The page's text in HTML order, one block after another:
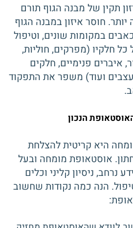
תקין של מבנה הגוף תורם
חוסר איזון במבנה הגוף
במקומות שונים, וטיפול
כל חלקיו (מפרקים, חוליות,
איברים פנימיים, חלקים
ועוד) משפר את התפקוד
הנכון
היא קריטית להצלחת
אוסטאופת מומחה ובעל
נרחב, ניסיון קליני וכלים
הנה כמה נקודות שחשוב